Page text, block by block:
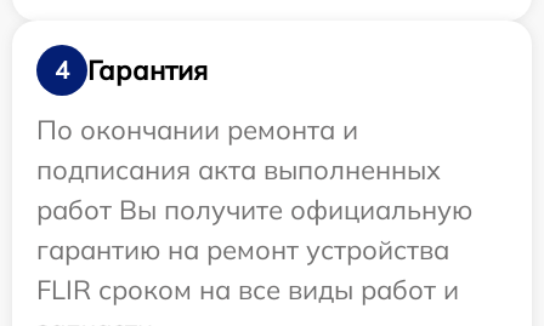
4
Гарантия
По окончании ремонта и
подписания акта выполненных
работ Вы получите официальную
гарантию на ремонт устройства
FLIR сроком на все виды работ и